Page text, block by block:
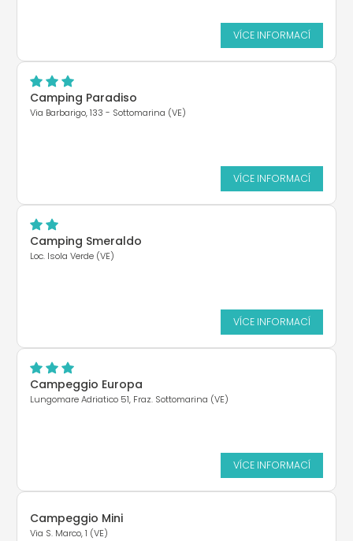
VÍCE INFORMACÍ
Camping Paradiso
Via Barbarigo, 133 - Sottomarina (VE)
VÍCE INFORMACÍ
Camping Smeraldo
Loc. Isola Verde (VE)
VÍCE INFORMACÍ
Campeggio Europa
Lungomare Adriatico 51, Fraz. Sottomarina (VE)
VÍCE INFORMACÍ
Campeggio Mini
Via S. Marco, 1 (VE)